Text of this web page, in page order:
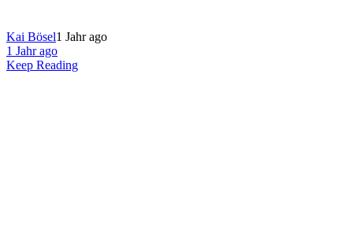
Kai Bösel1 Jahr ago
1 Jahr ago
Keep Reading